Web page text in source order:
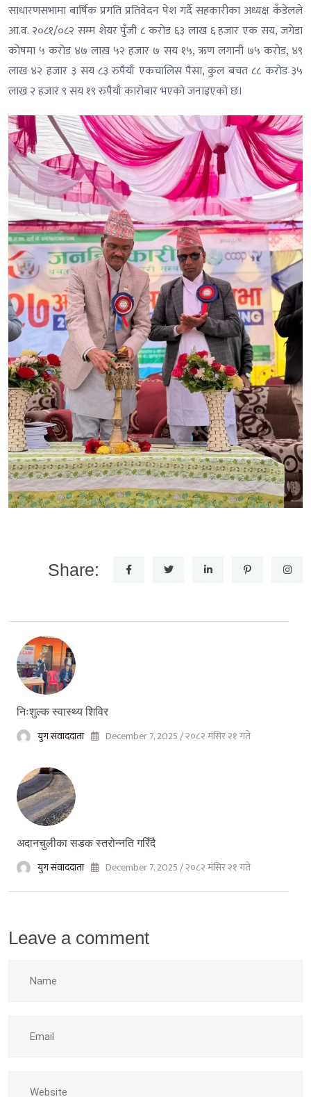
साधारणसभामा बार्षिक प्रगति प्रतिवेदन पेश गर्दै सहकारीका अध्यक्ष कँडेलले
आ.व. २०८१/०८२ सम्म शेयर पुँजी ८ करोड ६३ लाख ६ हजार एक सय, जगेडा
कोषमा ५ करोड ४७ लाख ५२ हजार ७ सय १५, ऋण लगानी ७५ करोड, ४९
लाख ४२ हजार ३ सय ८३ रुपैयाँ एकचालिस पैसा, कुल बचत ८८ करोड ३५
लाख २ हजार ९ सय १९ रुपैयाँ कारोबार भएको जनाइएको छ।
Share:
निःशुल्क स्वास्थ्य शिविर
युग संवाददाता December 7, 2025 / २०८२ मंसिर २१ गते
अदानचुलीका सडक स्तरोन्नति गरिँदै
युग संवाददाता December 7, 2025 / २०८२ मंसिर २१ गते
Leave a comment